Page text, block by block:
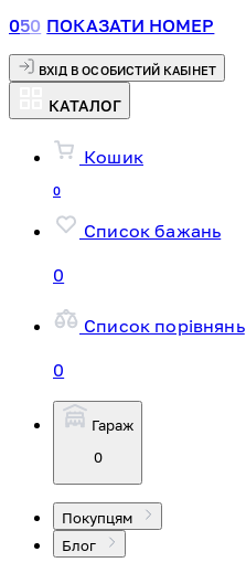
050 ПОКАЗАТИ НОМЕР
ВХІД В ОСОБИСТИЙ КАБІНЕТ
КАТАЛОГ
Кошик
0
Список бажань
0
Список порівнянь
0
Гараж
0
Покупцям
Блог